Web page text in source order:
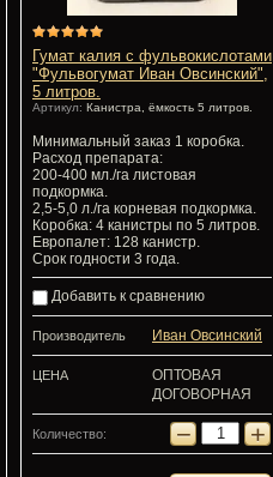
Гумат калия с фульвокислотами
"Фульвогумат Иван Овсинский",
5 литров.
Артикул: Канистра, ёмкость 5 литров.
Минимальный заказ 1 коробка.
Расход препарата:
200-400 мл./га листовая
подкормка.
2,5-5,0 л./га корневая подкормка.
Коробка: 4 канистры по 5 литров.
Европалет: 128 канистр.
Срок годности 3 года.
Добавить к сравнению
Производитель Иван Овсинский
ЦЕНА
ОПТОВАЯ
ДОГОВОРНАЯ
Количество: − +